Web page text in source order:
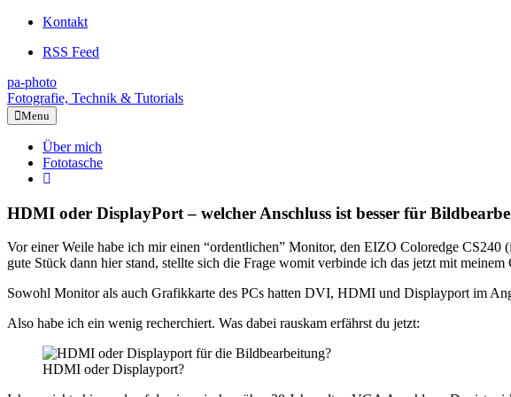
Kontakt
RSS Feed
pa-photo
Fotografie, Technik & Tutorials
Menu
Über mich
Fototasche
HDMI oder DisplayPort – welcher Anschluss ist besser für
Vor einer Weile habe ich mir einen “ordentlichen” Monitor, den EIZO Coloredge CS240
gute Stück dann hier stand, stellte sich die Frage womit verbinde ich das jetzt mit meinem
Sowohl Monitor als auch Grafikkarte des PCs hatten DVI, HDMI und Displayport im
Also habe ich ein wenig recherchiert. Was dabei rauskam erfährst du jetzt:
HDMI oder Displayport?